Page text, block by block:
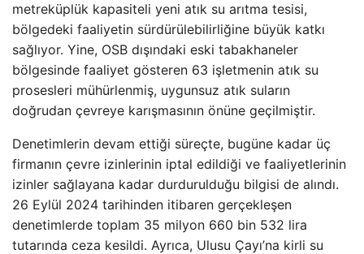
metreküplük kapasiteli yeni atık su arıtma tesisi,
bölgedeki faaliyetin sürdürülebilirliğine büyük katkı
sağlıyor. Yine, OSB dışındaki eski tabakhaneler
bölgesinde faaliyet gösteren 63 işletmenin atık su
prosesleri mühürlenmiş, uygunsuz atık suların
doğrudan çevreye karışmasının önüne geçilmiştir.
Denetimlerin devam ettiği süreçte, bugüne kadar üç
firmanın çevre izinlerinin iptal edildiği ve faaliyetlerinin
izinler sağlayana kadar durdurulduğu bilgisi de alındı.
26 Eylül 2024 tarihinden itibaren gerçekleşen
denetimlerde toplam 35 milyon 660 bin 532 lira
tutarında ceza kesildi. Ayrıca, Ulusu Çayı’na kirli su